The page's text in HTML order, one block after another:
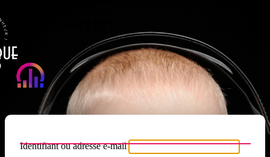
Se connecter
Atypique RADIO
Identifiant ou adresse e-mail